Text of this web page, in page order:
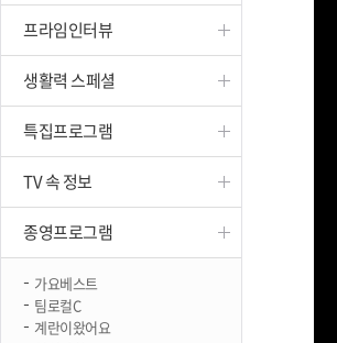
프라임인터뷰
생활력 스페셜
특집프로그램
TV 속 정보
종영프로그램
가요베스트
팀로컬C
계란이왔어요